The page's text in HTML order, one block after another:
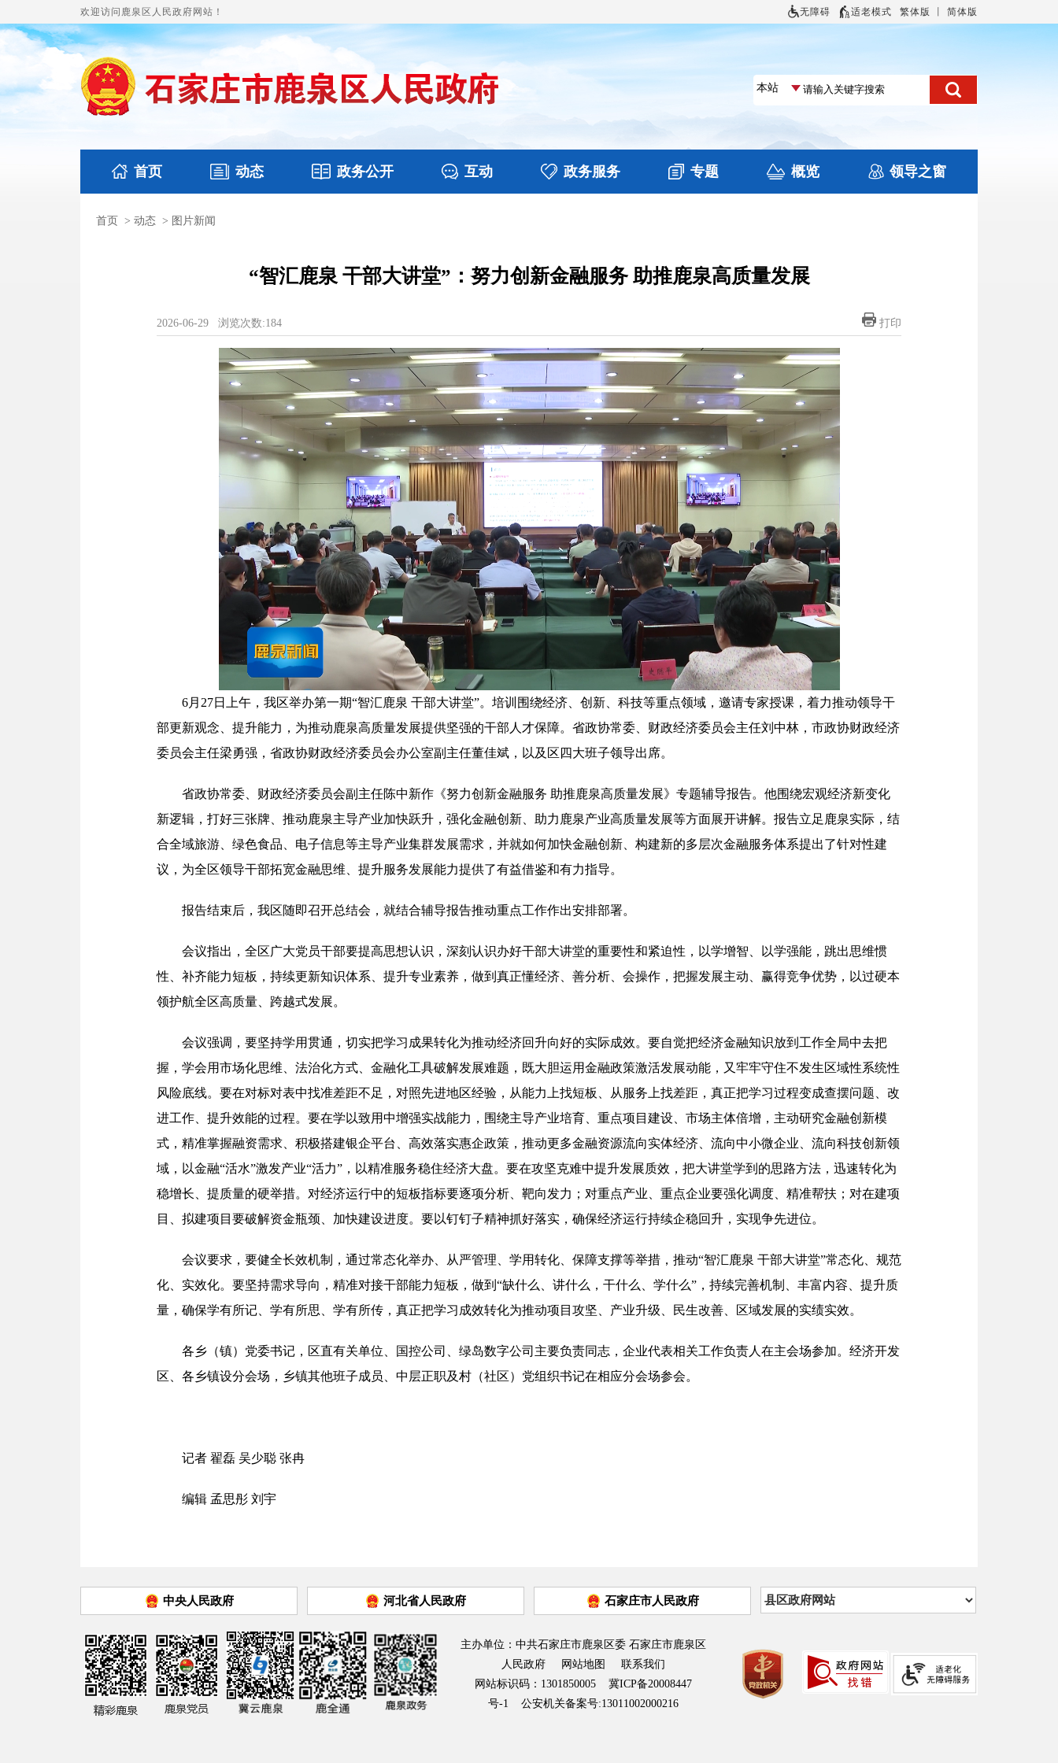
欢迎访问鹿泉区人民政府网站！ 无障碍 适老模式 繁体版 简体版
首页 动态
国务要闻
政务公开
本区文件
互动 政务服务 专题 概览 领导之窗
首页 > 动态 > 图片新闻
“智汇鹿泉 干部大讲堂”：努力创新金融服务 助推鹿泉高质量发展
2026-06-29 浏览次数:184 打印
6月27日上午，我区举办第一期“智汇鹿泉 干部大讲堂”。培训围绕经济、创新、科技等重点领域，邀请专家授课，着力推动领导干
部更新观念、提升能力，为推动鹿泉高质量发展提供坚强的干部人才保障。省政协常委、财政经济委员会主任刘中林，市政协财政经济
委员会主任梁勇强，省政协财政经济委员会办公室副主任董佳斌，以及区四大班子领导出席。
省政协常委、财政经济委员会副主任陈中新作《努力创新金融服务 助推鹿泉高质量发展》专题辅导报告。他围绕宏观经济新变化
新逻辑，打好三张牌、推动鹿泉主导产业加快跃升，强化金融创新、助力鹿泉产业高质量发展等方面展开讲解。报告立足鹿泉实际，结
合全域旅游、绿色食品、电子信息等主导产业集群发展需求，并就如何加快金融创新、构建新的多层次金融服务体系提出了针对性建
议，为全区领导干部拓宽金融思维、提升服务发展能力提供了有益借鉴和有力指导。
报告结束后，我区随即召开总结会，就结合辅导报告推动重点工作作出安排部署。
会议指出，全区广大党员干部要提高思想认识，深刻认识办好干部大讲堂的重要性和紧迫性，以学增智、以学强能，跳出思维惯
性、补齐能力短板，持续更新知识体系、提升专业素养，做到真正懂经济、善分析、会操作，把握发展主动、赢得竞争优势，以过硬本
领护航全区高质量、跨越式发展。
会议强调，要坚持学用贯通，切实把学习成果转化为推动经济回升向好的实际成效。要自觉把经济金融知识放到工作全局中去把
握，学会用市场化思维、法治化方式、金融化工具破解发展难题，既大胆运用金融政策激活发展动能，又牢牢守住不发生区域性系统性
风险底线。要在对标对表中找准差距不足，对照先进地区经验，从能力上找短板、从服务上找差距，真正把学习过程变成查摆问题、改
进工作、提升效能的过程。要在学以致用中增强实战能力，围绕主导产业培育、重点项目建设、市场主体倍增，主动研究金融创新模
式，精准掌握融资需求、积极搭建银企平台、高效落实惠企政策，推动更多金融资源流向实体经济、流向中小微企业、流向科技创新领
域，以金融“活水”激发产业“活力”，以精准服务稳住经济大盘。要在攻坚克难中提升发展质效，把大讲堂学到的思路方法，迅速转化为
稳增长、提质量的硬举措。对经济运行中的短板指标要逐项分析、靶向发力；对重点产业、重点企业要强化调度、精准帮扶；对在建项
目、拟建项目要破解资金瓶颈、加快建设进度。要以钉钉子精神抓好落实，确保经济运行持续企稳回升，实现争先进位。
会议要求，要健全长效机制，通过常态化举办、从严管理、学用转化、保障支撑等举措，推动“智汇鹿泉 干部大讲堂”常态化、规范
化、实效化。要坚持需求导向，精准对接干部能力短板，做到“缺什么、讲什么，干什么、学什么”，持续完善机制、丰富内容、提升质
量，确保学有所记、学有所思、学有所传，真正把学习成效转化为推动项目攻坚、产业升级、民生改善、区域发展的实绩实效。
各乡（镇）党委书记，区直有关单位、国控公司、绿岛数字公司主要负责同志，企业代表相关工作负责人在主会场参加。经济开发
区、各乡镇设分会场，乡镇其他班子成员、中层正职及村（社区）党组织书记在相应分会场参会。
记者 翟磊 吴少聪 张冉
编辑 孟思彤 刘宇